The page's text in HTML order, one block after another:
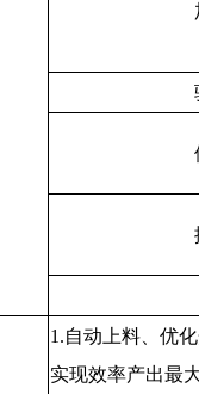
1.自动上料、优
实现效率产出最